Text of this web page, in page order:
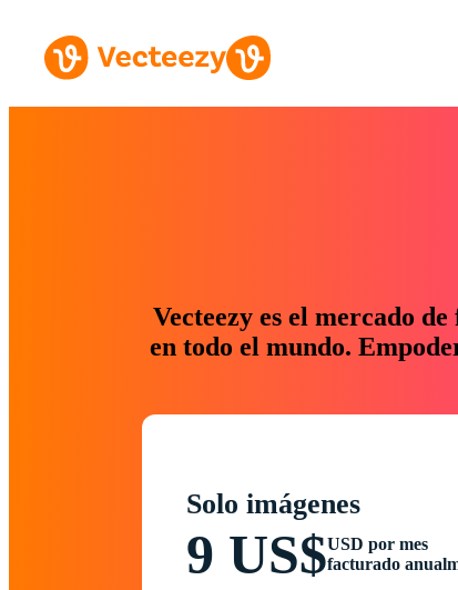
Vecteezy es el mercado
en todo el mundo.
Solo imágenes
9 US$USD por mes
facturado